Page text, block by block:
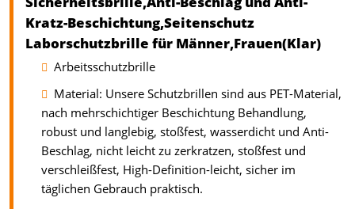
Kratz-Beschichtung,Seitenschutz
Laborschutzbrille für Männer,Frauen(Klar)
Arbeitsschutzbrille
Material: Unsere Schutzbrillen sind aus PET-Material,
nach mehrschichtiger Beschichtung Behandlung,
robust und langlebig, stoßfest, wasserdicht und Anti-
Beschlag, nicht leicht zu zerkratzen, stoßfest und
verschleißfest, High-Definition-leicht, sicher im
täglichen Gebrauch praktisch.